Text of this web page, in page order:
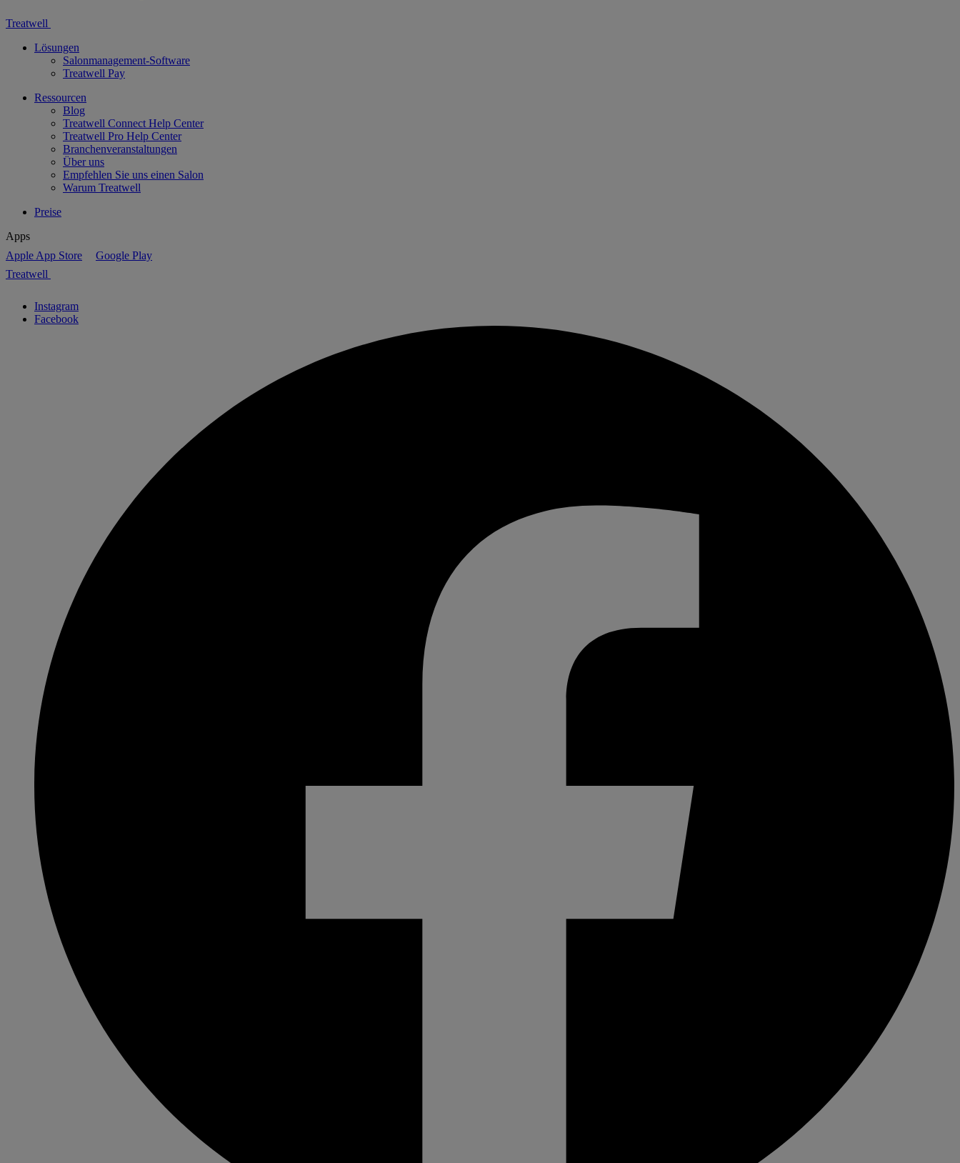
Treatwell
Lösungen
Salonmanagement-Software
Treatwell Pay
Ressourcen
Blog
Treatwell Connect Help Center
Treatwell Pro Help Center
Branchenveranstaltungen
Über uns
Empfehlen Sie uns einen Salon
Warum Treatwell
Preise
Apps
Apple App Store
Google Play
Treatwell
Instagram
Facebook